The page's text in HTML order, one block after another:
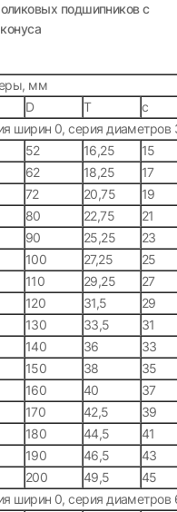
подшипников c
мм
D T
c
ширин 0, серия диаметров
52 16,25
15
62 18,25
17
72 20,75
19
80 22,75
21
90 25,25
23
100 27,25
25
110 29,25
27
120 31,5
29
130 33,5
31
140 36
33
150 38
35
160 40
37
170 42,5
39
180 44,5
41
190 46,5
43
200 49,5
45
ширин 0, серия диаметров